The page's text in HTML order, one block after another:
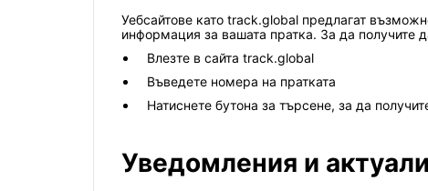
Уебсайтове като track.global предлагат
информация за вашата пратка. За да получите
Влезте в сайта track.global
Въведете номера на пратката
Натиснете бутона за търсене, за да
Уведомления и